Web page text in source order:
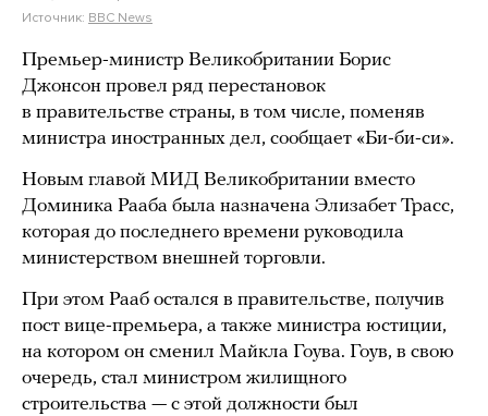
Источник: BBC News
Премьер-министр Великобритании Борис
Джонсон провел ряд перестановок
в правительстве страны, в том числе, поменяв
министра иностранных дел, сообщает «Би-би-си».
Новым главой МИД Великобритании вместо
Доминика Рааба была назначена Элизабет Трасс,
которая до последнего времени руководила
министерством внешней торговли.
При этом Рааб остался в правительстве, получив
пост вице-премьера, а также министра юстиции,
на котором он сменил Майкла Гоува. Гоув, в свою
очередь, стал министром жилищного
строительства — с этой должности был